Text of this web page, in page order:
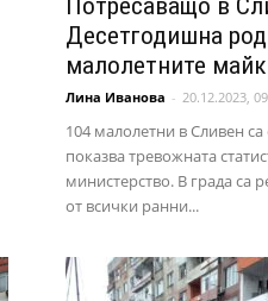
Потресаващо в
Десетгодишна
малолетните
Лина Иванова - 20.12.2023,
104 малолетни в Сливен
показва тревожната
министерство. В града са
от всички ранни...